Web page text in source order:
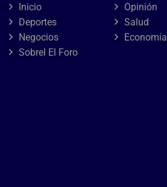
Inicio
Opinión
Deportes
Salud
Negocios
Economía
Sobrel El Foro